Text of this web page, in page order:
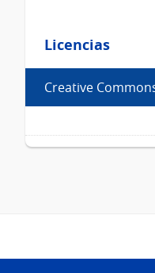
Licencias
Licencias
Creative